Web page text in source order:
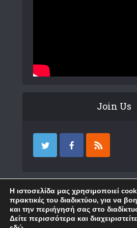
Join Us
Επικοινωνία
Η ιστοσελίδα μας χρησιμοποιεί
πρακτικές του διαδικτύου, για να
και την περιήγησή σας στο
Δείτε περισσότερα και